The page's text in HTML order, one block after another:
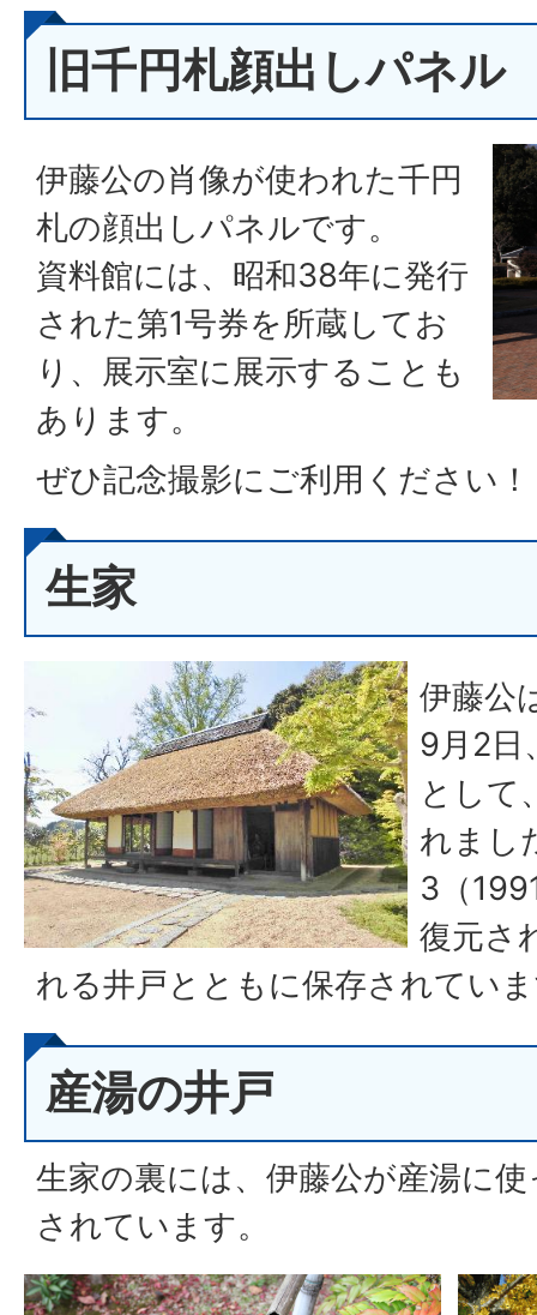
旧千円札顔出しパネル
伊藤公の肖像が使われた千円
札の顔出しパネルです。
資料館には、昭和38年に発行
された第1号券を所蔵してお
り、展示室に展示することも
あります。
ぜひ記念撮影にご利用ください！
生家
伊藤公
9月2日
として
れまし
3（
復元さ
れる井戸とともに保存されてい
産湯の井戸
生家の裏には、伊藤公が産湯に
されています。